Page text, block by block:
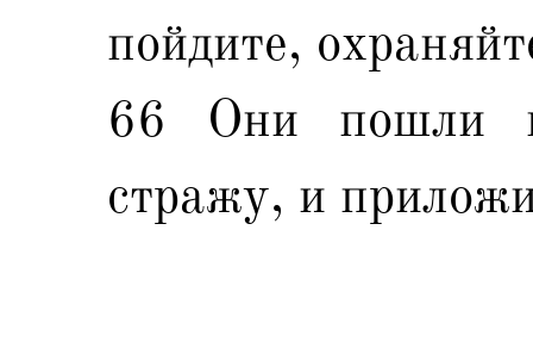
пойдите,
66 Они пошли
стражу, и